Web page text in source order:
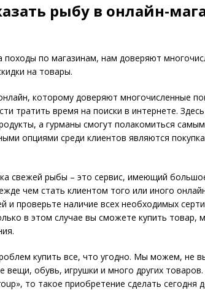
рыбу в онлайн-
по магазинам, нам доверяют
на товары.
которому доверяют многочисленные
тратить время на поиски в интернете.
а гурманы смогут полакомиться
опциями среди клиентов являются покупка
свежей рыбы – это сервис, имеющий
чем стать клиентом того или иного
и проверьте наличие всех необходимых
в этом случае вы сможете купить товар,
купить все, что угодно. Мы можем, не
обувь, игрушки и много других
то такое приобретение сделать сегодня